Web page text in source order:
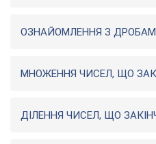
ОЗНАЙОМЛЕННЯ З
МНОЖЕННЯ ЧИСЕЛ, ЩО
ДІЛЕННЯ ЧИСЕЛ, ЩО